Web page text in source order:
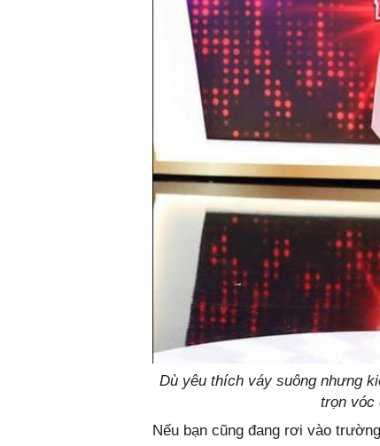
Dù yêu thích váy suông nhưng
trọn vóc
Nếu bạn cũng đang rơi vào